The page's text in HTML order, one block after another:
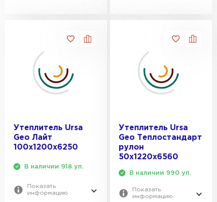
Утеплитель Ursa
Geo Лайт
100х1200х6250
В наличии 918 уп.
Показать
информацию
Утеплитель Ursa
Geo Теплостандарт
рулон
50х1220х6560
В наличии 990 уп.
Показать
информацию